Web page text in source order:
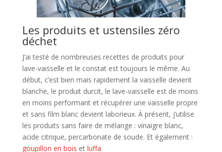
Les produits et ustensiles zéro
déchet
J’ai testé de nombreuses recettes de produits pour
lave-vaisselle et le constat est toujours le même. Au
début, c’est bien mais rapidement la vaisselle devient
blanche, le produit durcit, le lave-vaisselle est de moins
en moins performant et récupérer une vaisselle propre
et sans film blanc devient laborieux. À présent, j’utilise
les produits sans faire de mélange : vinaigre blanc,
acide citrique, percarbonate de soude. Et également :
goupillon en bois et luffa.